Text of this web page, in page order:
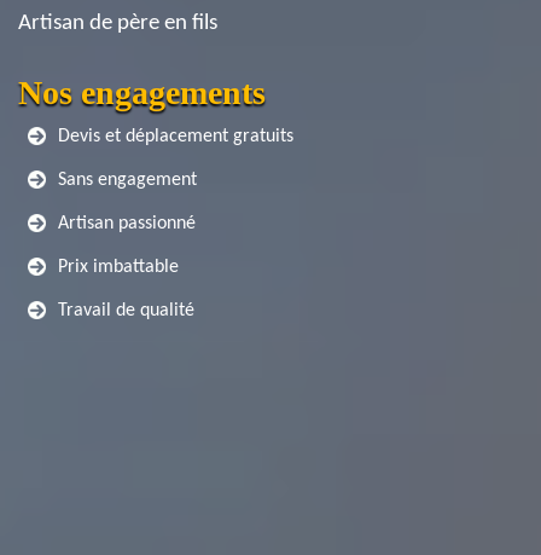
Artisan de père en fils
Nos engagements
Devis et déplacement gratuits
Sans engagement
Artisan passionné
Prix imbattable
Travail de qualité